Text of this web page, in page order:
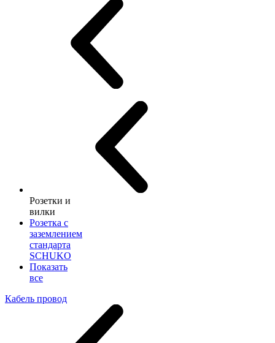
Розетки и
вилки
Розетка с
заземлением
стандарта
SCHUKO
Показать
все
Кабель провод